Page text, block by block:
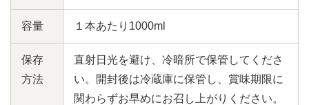
容量 １本あたり1000ml
保存
方法
直射日光を避け、冷暗所で保管してくださ
い。開封後は冷蔵庫に保管し、賞味期限に
関わらずお早めにお召し上がりください。